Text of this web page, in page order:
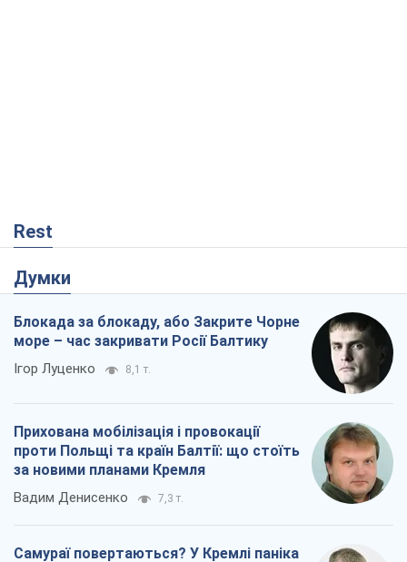
Rest
Думки
Блокада за блокаду, або Закрите Чорне
море – час закривати Росії Балтику
Ігор Луценко 8,1 т.
Прихована мобілізація і провокації
проти Польщі та країн Балтії: що стоїть
за новими планами Кремля
Вадим Денисенко 7,3 т.
Самураї повертаються? У Кремлі паніка